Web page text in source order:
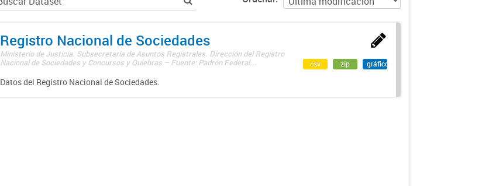
Registro Nacional de Sociedades
Ministerio de Justicia. Subsecretaría de Asuntos Registrales. Dirección del Registro
Nacional de Sociedades y Concursos y Quiebras – Fuente: Padrón Federal...
Datos del Registro Nacional de Sociedades.
csv zip gráfico